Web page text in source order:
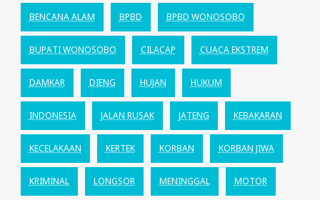
BENCANA ALAM BPBD BPBD WONOSOBO
BUPATI WONOSOBO CILACAP CUACA EKSTREM
DAMKAR DIENG HUJAN HUKUM
INDONESIA JALAN RUSAK JATENG KEBAKARAN
KECELAKAAN KERTEK KORBAN KORBAN JIWA
KRIMINAL LONGSOR MENINGGAL MOTOR